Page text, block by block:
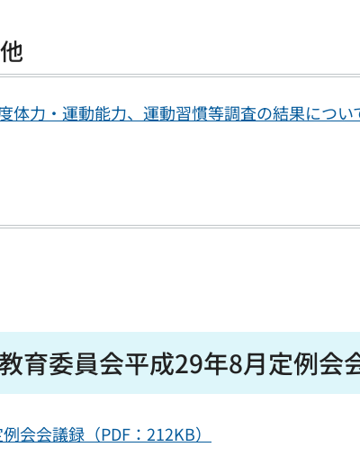
体力・運動能力、運動習慣等調査の結果につい
育委員会平成29年8月定例会
会会議録（PDF：212KB）